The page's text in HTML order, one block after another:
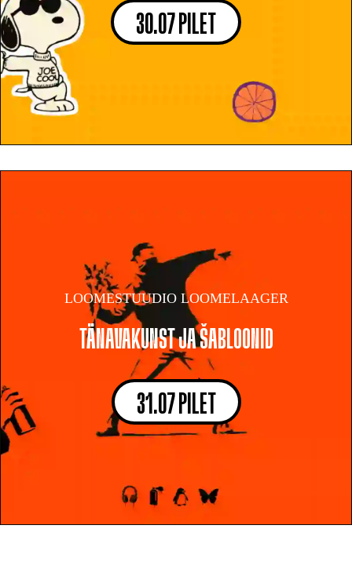
30.07 PILET
LOOMESTUUDIO LOOMELAAGER
TÄNAVAKUNST JA ŠABLOONID
31.07 PILET